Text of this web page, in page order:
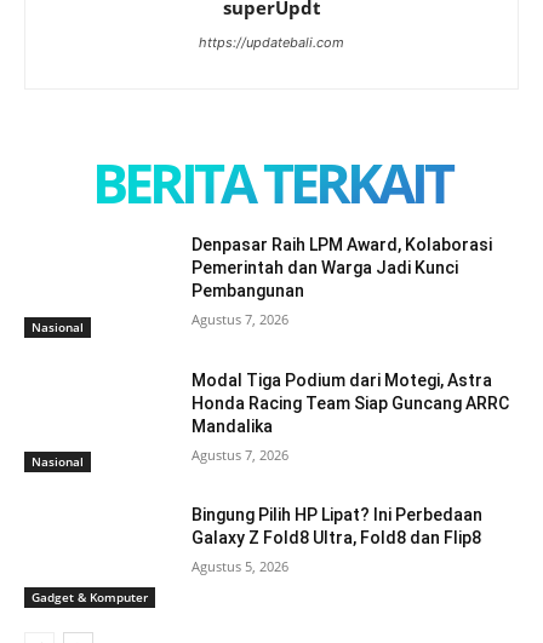
superUpdt
https://updatebali.com
BERITA TERKAIT
Nasional
Denpasar Raih LPM Award, Kolaborasi
Pemerintah dan Warga Jadi Kunci
Pembangunan
Agustus 7, 2026
Nasional
Modal Tiga Podium dari Motegi, Astra
Honda Racing Team Siap Guncang ARRC
Mandalika
Agustus 7, 2026
Gadget & Komputer
Bingung Pilih HP Lipat? Ini Perbedaan
Galaxy Z Fold8 Ultra, Fold8 dan Flip8
Agustus 5, 2026